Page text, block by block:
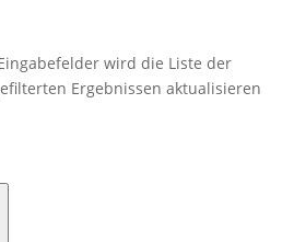
wird die Liste der
Ergebnissen aktualisieren